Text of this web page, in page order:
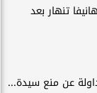
تنهار بعد
عن منع سيدة...